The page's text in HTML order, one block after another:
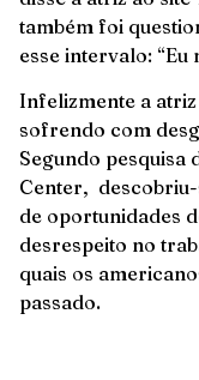
também foi
esse intervalo: “Eu
Infelizmente a
sofrendo com
Segundo pesquisa
Center, descobriu-
de oportunidades
desrespeito no
quais os
passado.